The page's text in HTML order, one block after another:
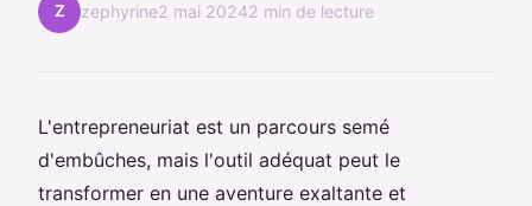
Z zephyrine2 mai 20242 min de lecture
L'entrepreneuriat est un parcours semé
d'embûches, mais l'outil adéquat peut le
transformer en une aventure exaltante et